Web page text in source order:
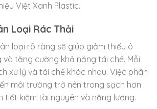
Việt Xanh Plastic.
Loại Rác Thải
loại rõ ràng sẽ giúp giảm thiểu ô
và tăng cường khả năng tái chế. Mỗi
xử lý và tái chế khác nhau. Việc phân
môi trường trở nên trong sạch hơn
tiết kiệm tài nguyên và năng lượng.